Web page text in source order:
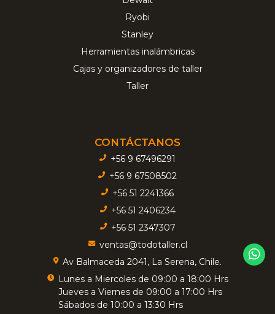
Ryobi
Stanley
Herramientas inalámbricas
Cajas y organizadores de taller
Taller
CONTÁCTANOS
+56 9 67496291
+56 9 67508502
+56 51 2241366
+56 51 2406234
+56 51 2347307
ventas@todotaller.cl
Av Balmaceda 2041, La Serena, Chile.
Lunes a Miercoles de 09:00 a 18:00 Hrs
Jueves a Viernes de 09:00 a 17:00 Hrs
Sábados de 10:00 a 13:30 Hrs